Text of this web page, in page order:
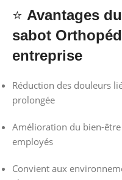
⭐ Avantages du
sabot
entreprise
Réduction des douleurs
prolongée
Amélioration du bien-
employés
Convient aux